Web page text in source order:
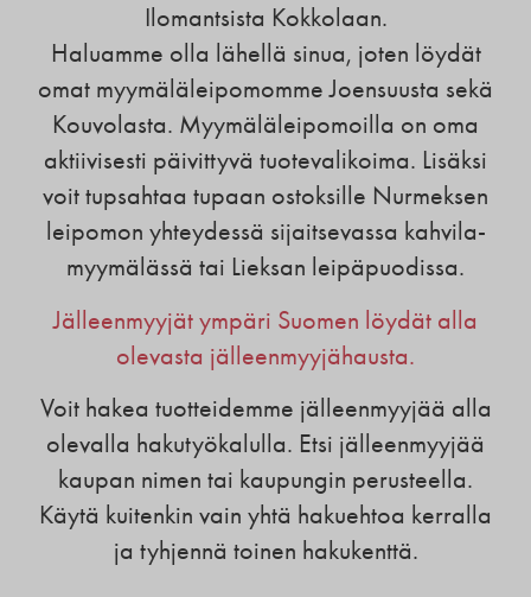
Ilomantsista Kokkolaan.
Haluamme olla lähellä sinua, joten löydät
omat myymäläleipomomme Joensuusta sekä
Kouvolasta. Myymäläleipomoilla on oma
aktiivisesti päivittyvä tuotevalikoima. Lisäksi
voit tupsahtaa tupaan ostoksille Nurmeksen
leipomon yhteydessä sijaitsevassa kahvila-
myymälässä tai Lieksan leipäpuodissa.
Jälleenmyyjät ympäri Suomen löydät alla
olevasta jälleenmyyjähausta.
Voit hakea tuotteidemme jälleenmyyjää alla
olevalla hakutyökalulla. Etsi jälleenmyyjää
kaupan nimen tai kaupungin perusteella.
Käytä kuitenkin vain yhtä hakuehtoa kerralla
ja tyhjennä toinen hakukenttä.